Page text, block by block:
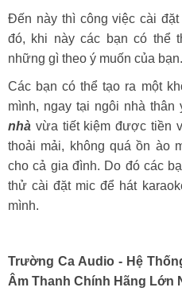
Đến này thì công việc cài
đó, khi này các bạn có thể
những gì theo ý muốn của bạn.
Các bạn có thể tạo ra một
mình, ngay tại ngôi nhà thân
nhà vừa tiết kiệm được tiền
thoải mải, không quá ồn ào
cho cả gia đình. Do đó các
thử cài đặt mic để hát
mình.
Trường Ca Audio - Hệ
Âm Thanh Chính Hãng Lớn